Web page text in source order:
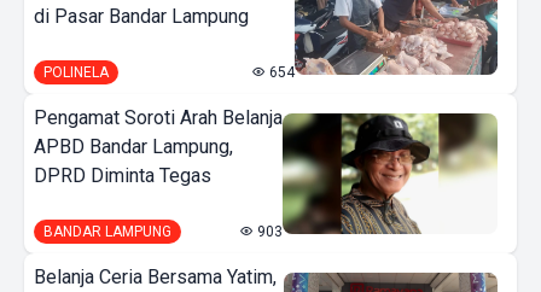
di Pasar Bandar Lampung
POLINELA 654
Pengamat Soroti Arah Belanja
APBD Bandar Lampung,
DPRD Diminta Tegas
BANDAR LAMPUNG 903
Belanja Ceria Bersama Yatim,